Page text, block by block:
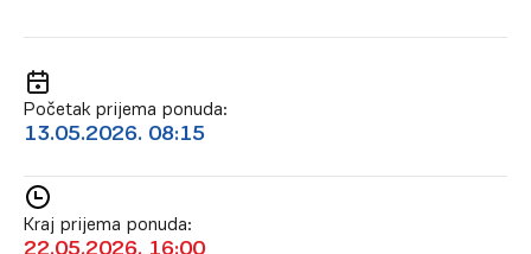
Početak prijema ponuda:
13.05.2026. 08:15
Kraj prijema ponuda:
22.05.2026. 16:00